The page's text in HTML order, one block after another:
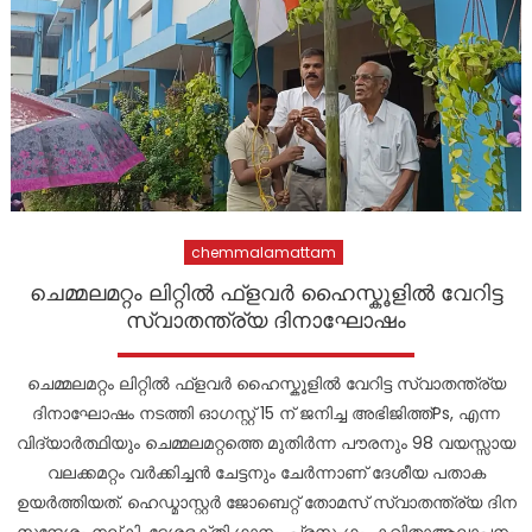
chemmalamattam
ചെമ്മലമറ്റം ലിറ്റിൽ ഫ്ളവർ ഹൈസ്കൂളിൽ വേറിട്ട
സ്വാതന്ത്ര്യ ദിനാഘോഷം
ചെമ്മലമറ്റം ലിറ്റിൽ ഫ്ളവർ ഹൈസ്കൂളിൽ വേറിട്ട സ്വാതന്ത്ര്യ
ദിനാഘോഷം നടത്തി ഓഗസ്റ്റ് 15 ന് ജനിച്ച അഭിജിത്ത്‌Ps, എന്ന
വിദ്യാർത്ഥിയും ചെമ്മലമറ്റത്തെ മുതിർന്ന പൗരനും 98 വയസ്സായ
വലക്കമറ്റം വർക്കിച്ചൻ ചേട്ടനും ചേർന്നാണ് ദേശീയ പതാക
ഉയർത്തിയത്. ഹെഡ്മാസ്റ്റർ ജോബെറ്റ് തോമസ് സ്വാതന്ത്ര്യ ദിന